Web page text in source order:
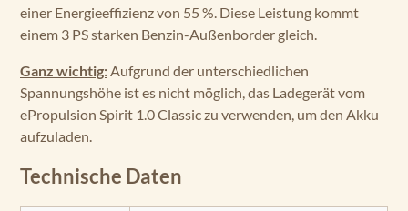
einer Energieeffizienz von 55 %. Diese Leistung kommt
einem 3 PS starken Benzin-Außenborder gleich.
Ganz wichtig:Aufgrund der unterschiedlichen
Spannungshöhe ist es nicht möglich, das Ladegerät vom
ePropulsion Spirit 1.0 Classic zu verwenden, um den Akku
aufzuladen.
Technische Daten